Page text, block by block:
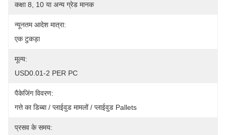
कक्षा 8, 10 या अन्य ग्रेड मानक
न्यूनतम आदेश मात्रा:
एक टुकड़ा
मूल्य:
USD0.01-2 PER PC
पैकेजिंग विवरण:
गत्ते का डिब्बा / प्लाईवुड मामलों / प्लाईवुड Pallets
प्रसव के समय: